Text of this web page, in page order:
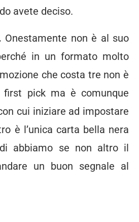
avete deciso.
Onestamente non è al suo
in un formato molto
che costa tre non è
pick ma è comunque
cui iniziare ad impostare
è l’unica carta bella nera
abbiamo se non altro il
un buon segnale al